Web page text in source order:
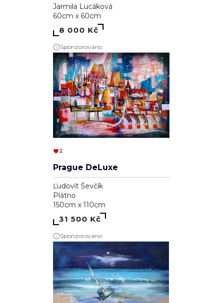
Jarmila Lucáková
60cm x 60cm
8 000 Kč
Sponzorováno
2
Prague DeLuxe
Ľudovít Ševčík
Plátno
150cm x 110cm
31 500 Kč
Sponzorováno